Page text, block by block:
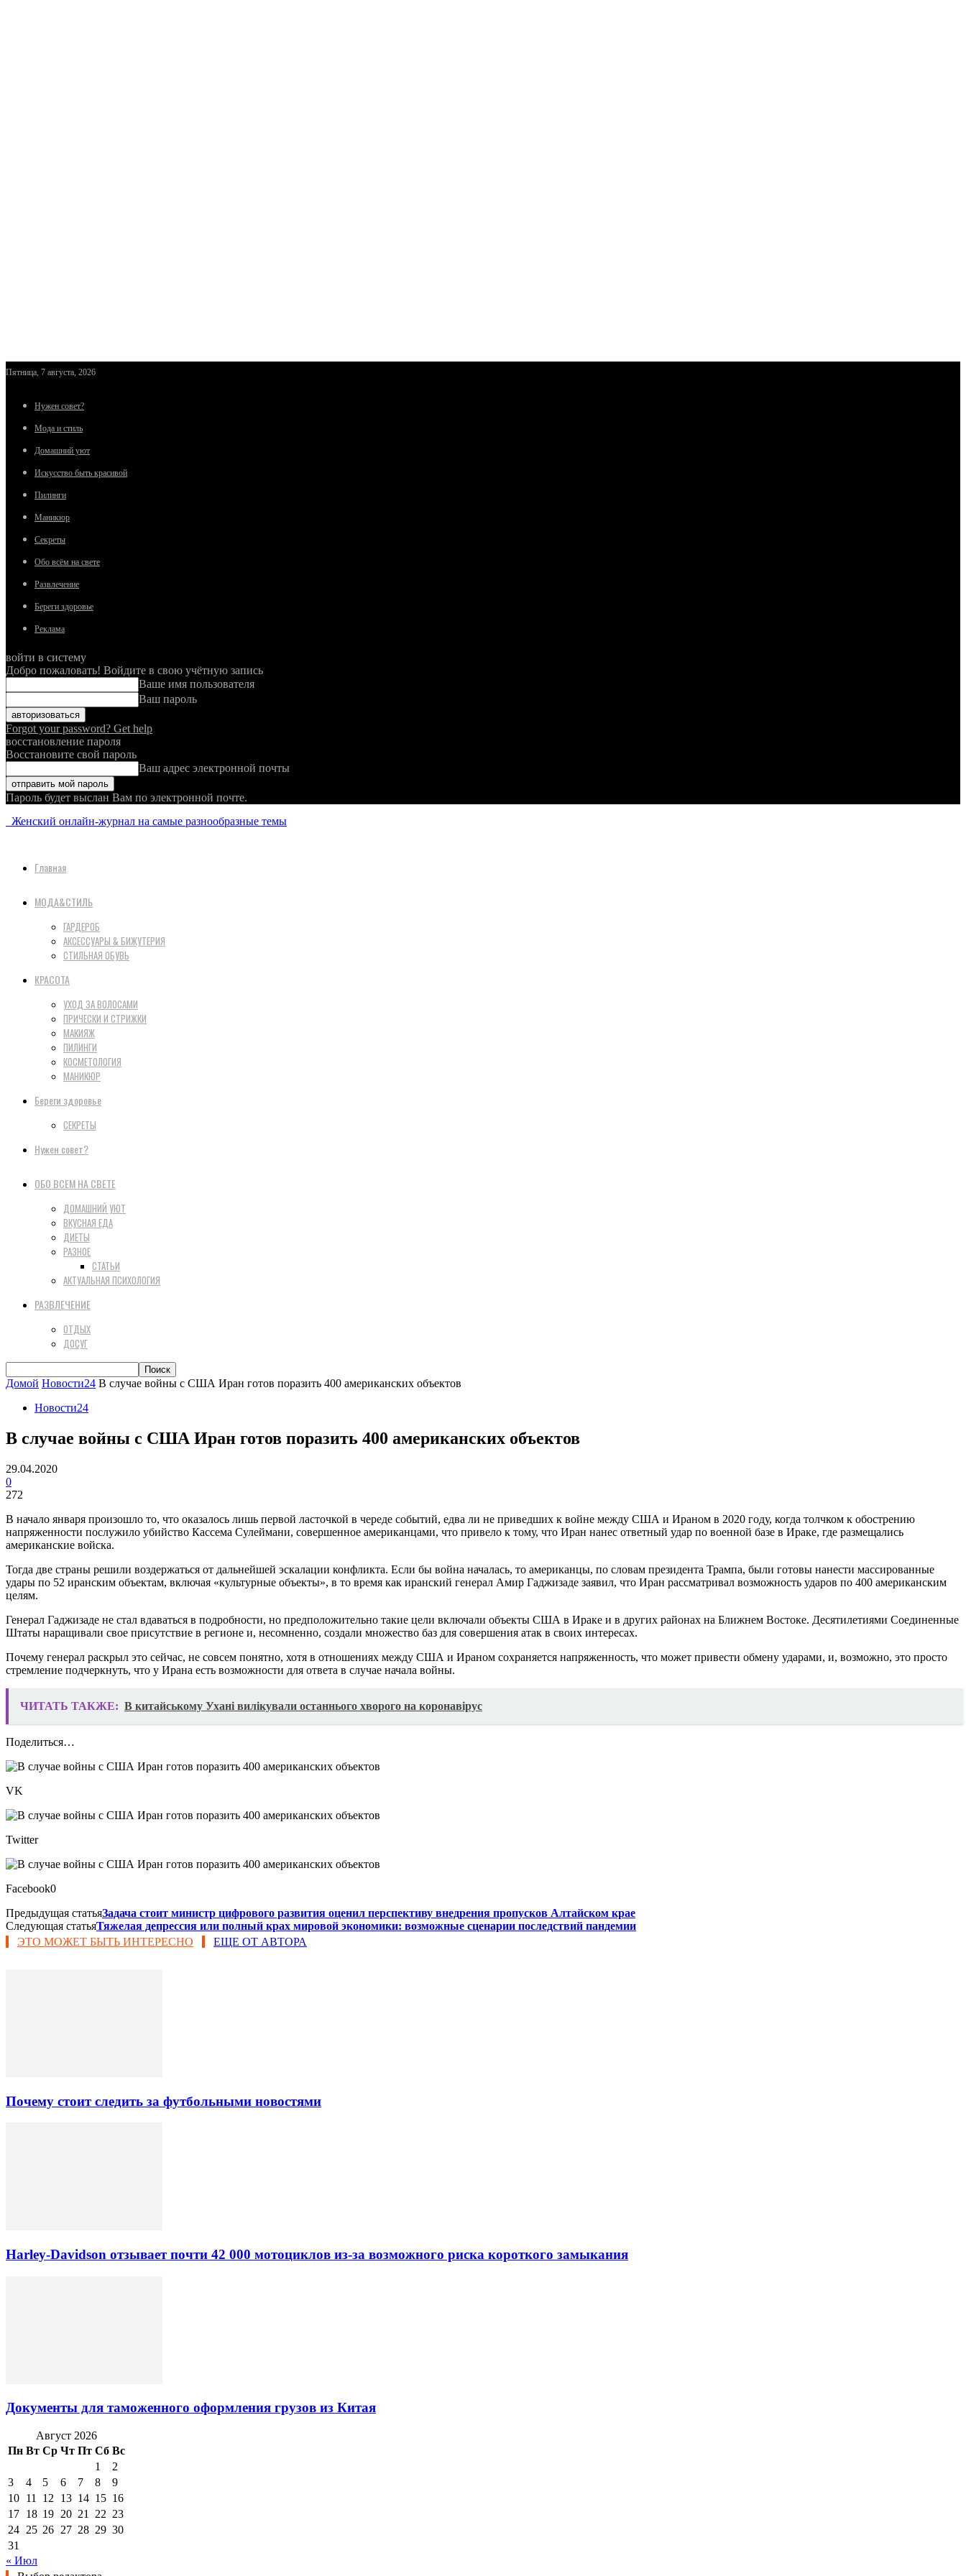
Пятница, 7 августа, 2026
Нужен совет?
Мода и стиль
Домашний уют
Искусство быть красивой
Пилинги
Маникюр
Секреты
Обо всём на свете
Развлечение
Береги здоровье
Реклама
войти в систему
Добро пожаловать! Войдите в свою учётную запись
Ваше имя пользователя
Ваш пароль
Forgot your password? Get help
восстановление пароля
Восстановите свой пароль
Ваш адрес электронной почты
Пароль будет выслан Вам по электронной почте.
Женский онлайн-журнал на самые разнообразные темы
Главная
МОДА&СТИЛЬ
ГАРДЕРОБ
АКСЕССУАРЫ & БИЖУТЕРИЯ
СТИЛЬНАЯ ОБУВЬ
КРАСОТА
УХОД ЗА ВОЛОСАМИ
ПРИЧЕСКИ И СТРИЖКИ
МАКИЯЖ
ПИЛИНГИ
КОСМЕТОЛОГИЯ
МАНИКЮР
Береги здоровье
СЕКРЕТЫ
Нужен совет?
ОБО ВСЕМ НА СВЕТЕ
ДОМАШНИЙ УЮТ
ВКУСНАЯ ЕДА
ДИЕТЫ
РАЗНОЕ
СТАТЬИ
АКТУАЛЬНАЯ ПСИХОЛОГИЯ
РАЗВЛЕЧЕНИЕ
ОТДЫХ
ДОСУГ
Домой Новости24 В случае войны с США Иран готов поразить 400 американских объектов
Новости24
В случае войны с США Иран готов поразить 400 американских объектов
29.04.2020
0
272
В начало января произошло то, что оказалось лишь первой ласточкой в череде событий, едва ли не приведших к войне между США и Ираном в 2020 году, когда толчком к обострению
напряженности послужило убийство Кассема Сулеймани, совершенное американцами, что привело к тому, что Иран нанес ответный удар по военной базе в Ираке, где размещались
американские войска.
Тогда две страны решили воздержаться от дальнейшей эскалации конфликта. Если бы война началась, то американцы, по словам президента Трампа, были готовы нанести массированные
удары по 52 иранским объектам, включая «культурные объекты», в то время как иранский генерал Амир Гаджизаде заявил, что Иран рассматривал возможность ударов по 400 американским
целям.
Генерал Гаджизаде не стал вдаваться в подробности, но предположительно такие цели включали объекты США в Ираке и в других районах на Ближнем Востоке. Десятилетиями Соединенные
Штаты наращивали свое присутствие в регионе и, несомненно, создали множество баз для совершения атак в своих интересах.
Почему генерал раскрыл это сейчас, не совсем понятно, хотя в отношениях между США и Ираном сохраняется напряженность, что может привести обмену ударами, и, возможно, это просто
стремление подчеркнуть, что у Ирана есть возможности для ответа в случае начала войны.
ЧИТАТЬ ТАКЖЕ: В китайському Ухані вилікували останнього хворого на коронавірус
Поделиться…
VK
Twitter
Facebook0
Предыдущая статьяЗадача стоит министр цифрового развития оценил перспективу внедрения пропусков Алтайском крае
Следующая статьяТяжелая депрессия или полный крах мировой экономики: возможные сценарии последствий пандемии
ЭТО МОЖЕТ БЫТЬ ИНТЕРЕСНО
ЕЩЕ ОТ АВТОРА
Почему стоит следить за футбольными новостями
Harley-Davidson отзывает почти 42 000 мотоциклов из-за возможного риска короткого замыкания
Документы для таможенного оформления грузов из Китая
Август 2026
Пн Вт Ср Чт Пт Сб Вс
1
2
3
4 5 6 7 8
9
10 11 12 13 14 15 16
17 18 19 20 21 22 23
24 25 26 27 28 29 30
31
« Июл